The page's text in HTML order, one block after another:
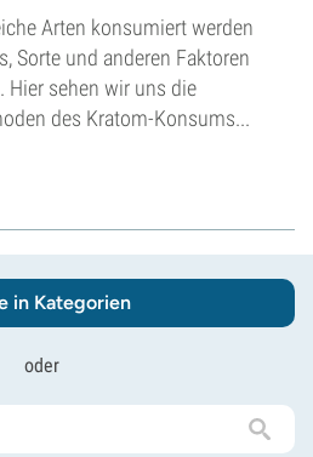
Arten konsumiert werden
Sorte und anderen Faktoren
Hier sehen wir uns die
des Kratom-Konsums...
in Kategorien
oder